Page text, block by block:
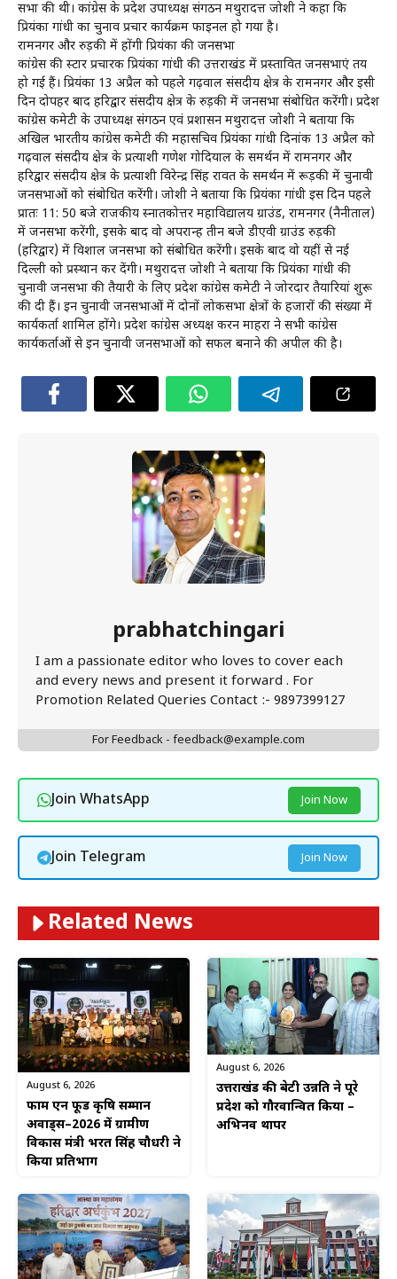
सभा की थी। कांग्रेस के प्रदेश उपाध्यक्ष संगठन मथुरादत्त जोशी ने कहा कि
प्रियंका गांधी का चुनाव प्रचार कार्यक्रम फाइनल हो गया है।
रामनगर और रुड़की में होंगी प्रियंका की जनसभा
कांग्रेस की स्टार प्रचारक प्रियंका गांधी की उत्तराखंड में प्रस्तावित जनसभाएं तय
हो गई हैं। प्रियंका 13 अप्रैल को पहले गढ़वाल संसदीय क्षेत्र के रामनगर और इसी
दिन दोपहर बाद हरिद्वार संसदीय क्षेत्र के रुड़की में जनसभा संबोधित करेंगी। प्रदेश
कांग्रेस कमेटी के उपाध्यक्ष संगठन एवं प्रशासन मथुरादत्त जोशी ने बताया कि
अखिल भारतीय कांग्रेस कमेटी की महासचिव प्रियंका गांधी दिनांक 13 अप्रैल को
गढ़वाल संसदीय क्षेत्र के प्रत्याशी गणेश गोदियाल के समर्थन में रामनगर और
हरिद्वार संसदीय क्षेत्र के प्रत्याशी विरेन्द्र सिंह रावत के समर्थन में रूड़की में चुनावी
जनसभाओं को संबोधित करेंगी। जोशी ने बताया कि प्रियंका गांधी इस दिन पहले
प्रातः 11: 50 बजे राजकीय स्नातकोत्तर महाविद्यालय ग्राउंड, रामनगर (नैनीताल)
में जनसभा करेंगी, इसके बाद वो अपरान्ह तीन बजे डीएवी ग्राउंड रुड़की
(हरिद्वार) में विशाल जनसभा को संबोधित करेंगी। इसके बाद वो यहीं से नई
दिल्ली को प्रस्थान कर देंगी। मथुरादत्त जोशी ने बताया कि प्रियंका गांधी की
चुनावी जनसभा की तैयारी के लिए प्रदेश कांग्रेस कमेटी ने जोरदार तैयारियां शुरू
की दी हैं। इन चुनावी जनसभाओं में दोनों लोकसभा क्षेत्रों के हजारों की संख्या में
कार्यकर्ता शामिल होंगे। प्रदेश कांग्रेस अध्यक्ष करन माहरा ने सभी कांग्रेस
कार्यकर्ताओं से इन चुनावी जनसभाओं को सफल बनाने की अपील की है।
prabhatchingari
I am a passionate editor who loves to cover each
and every news and present it forward . For
Promotion Related Queries Contact :- 9897399127
For Feedback - feedback@example.com
Join WhatsApp Join Now
Join Telegram Join Now
Related News
August 6, 2026
फार्म एन फूड कृषि सम्मान
अवार्ड्स–2026 में ग्रामीण
विकास मंत्री भरत सिंह चौधरी ने
किया प्रतिभाग
August 6, 2026
उत्तराखंड की बेटी उन्नति ने पूरे
प्रदेश को गौरवान्वित किया –
अभिनव थापर